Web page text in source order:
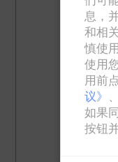
CS-C2C
息，
和相
慎使
使用
用前
议》
如果
按钮